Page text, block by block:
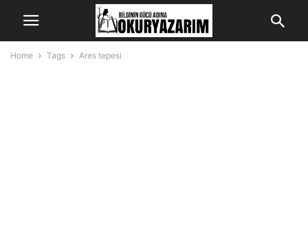
Home Tags Ares tepesi